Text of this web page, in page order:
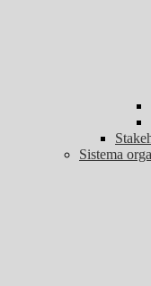
Sistema